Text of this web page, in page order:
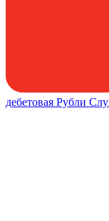
дебетовая Рубли